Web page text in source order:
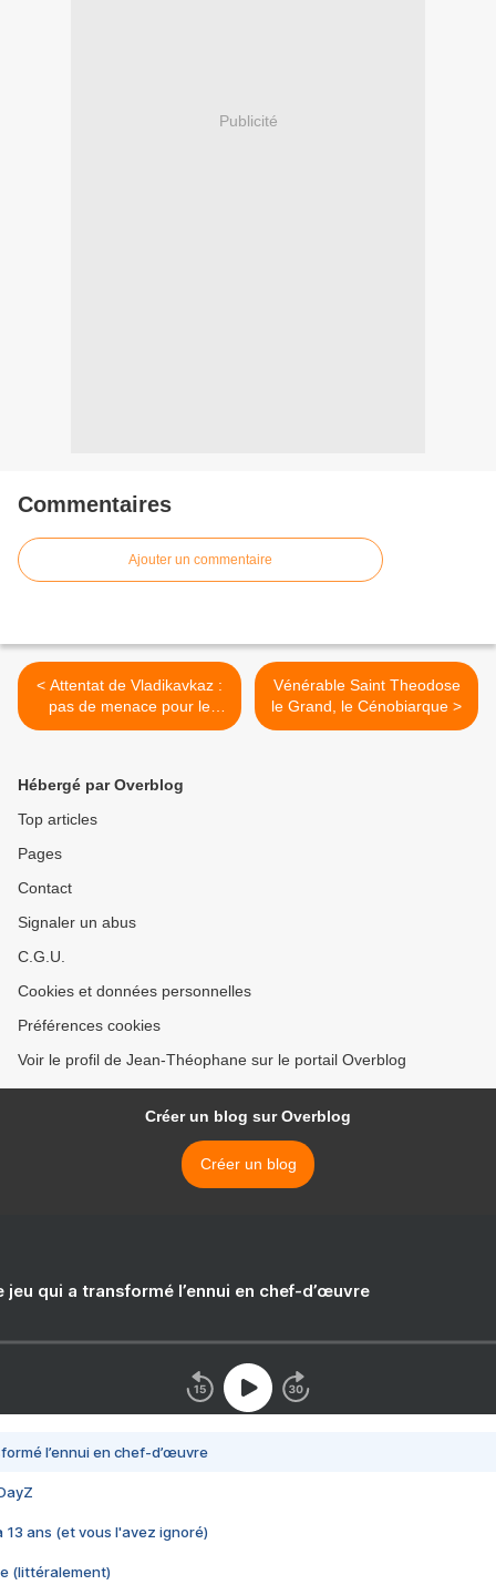
Publicité
Commentaires
Ajouter un commentaire
< Attentat de Vladikavkaz :
pas de menace pour le
Caucase (Ambassadeur)
Vénérable Saint Theodose
le Grand, le Cénobiarque >
Hébergé par Overblog
Top articles
Pages
Contact
Signaler un abus
C.G.U.
Cookies et données personnelles
Préférences cookies
Voir le profil de Jean-Théophane sur le portail Overblog
Créer un blog sur Overblog
Créer un blog
jeu qui a transformé l’ennui en chef-d’œuvre
l’ennui en chef-d’œuvre
13 ans (et vous l'avez ignoré)
(littéralement)